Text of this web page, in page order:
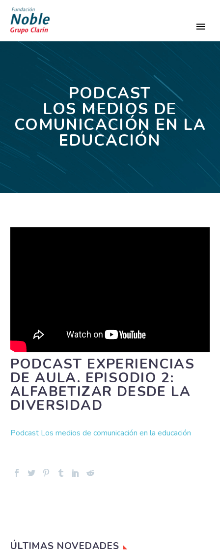
PODCAST
LOS MEDIOS DE
COMUNICACIÓN EN LA
EDUCACIÓN
PODCAST EXPERIENCIAS
DE AULA. EPISODIO 2:
ALFABETIZAR DESDE LA
DIVERSIDAD
Podcast Los medios de comunicación en la educación
ÚLTIMAS NOVEDADES